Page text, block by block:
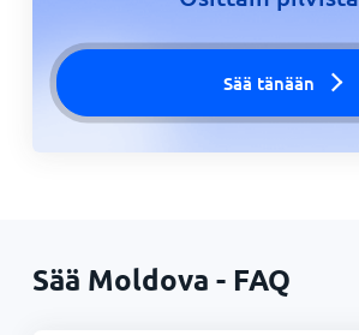
Sää tänään
Sää Moldova - FAQ